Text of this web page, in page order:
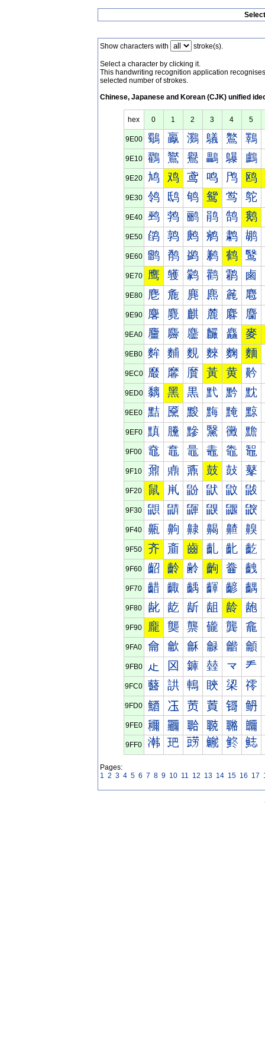
Show characters with stroke(s).
Select a character by clicking it.
This handwriting recognition application
selected number of strokes.
Chinese, Japanese and Korean (CJK) unified
hex 0 1 2 3 4 5
9E00 鸀 鸁 鸂 鸃 鸄 鸅
9E10 鸐 鸑 鸒 鸓 鸔 鸕
9E20 鸠 鸡 鸢 鸣 鸤 鸥
9E30 鸰 鸱 鸲 鸳 鸴 鸵
9E40 鹀 鹁 鹂 鹃 鹄 鹅
9E50 鹐 鹑 鹒 鹓 鹔 鹕
9E60 鹠 鹡 鹢 鹣 鹤 鹥
9E70 鹰 鹱 鹲 鹳 鹴 鹵
9E80 麀 麁 麂 麃 麄 麅
9E90 麐 麑 麒 麓 麔 麕
9EA0 麠 麡 麢 麣 麤 麥
9EB0 麰 麱 麲 麳 麴 麵
9EC0 黀 黁 黂 黃 黄 黅
9ED0 黐 黑 黒 黓 黔 黕
9EE0 黠 黡 黢 黣 黤 黥
9EF0 黰 黱 黲 黳 黴 黵
9F00 鼀 鼁 鼂 鼃 鼄 鼅
9F10 鼐 鼑 鼒 鼓 鼔 鼕
9F20 鼠 鼡 鼢 鼣 鼤 鼥
9F30 鼰 鼱 鼲 鼳 鼴 鼵
9F40 齀 齁 齂 齃 齄 齅
9F50 齐 齑 齒 齓 齔 齕
9F60 齠 齡 齢 齣 齤 齥
9F70 齰 齱 齲 齳 齴 齵
9F80 龀 龁 龂 龃 龄 龅
9F90 龐 龑 龒 龓 龔 龕
9FA0 龠 龡 龢 龣 龤 龥
9FB0 龰 龱 龲 龳 龴 龵
9FC0 鿀 鿁 鿂 鿃 鿄 鿅
9FD0 鿐 鿑 鿒 鿓 鿔 鿕
9FE0 鿠 鿡 鿢 鿣 鿤 鿥
9FF0 鿰 鿱 鿲 鿳 鿴 鿵
Pages:
1 2 3 4 5 6 7 8 9 10 11 12 13 14 15 16 17